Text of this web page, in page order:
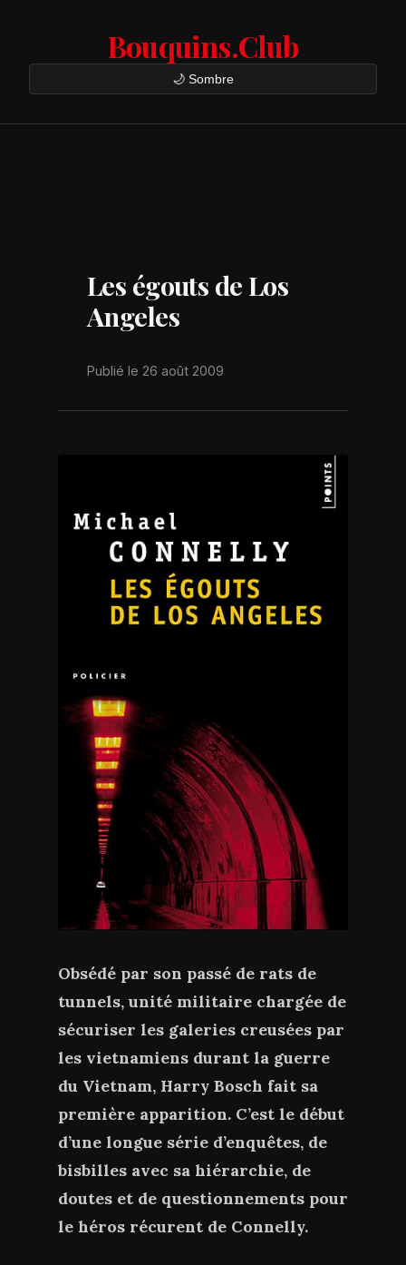
Bouquins.Club
🌙 Sombre
Les égouts de Los
Angeles
Publié le 26 août 2009
Obsédé par son passé de rats de
tunnels, unité militaire chargée de
sécuriser les galeries creusées par
les vietnamiens durant la guerre
du Vietnam, Harry Bosch fait sa
première apparition. C’est le début
d’une longue série d’enquêtes, de
bisbilles avec sa hiérarchie, de
doutes et de questionnements pour
le héros récurent de Connelly.